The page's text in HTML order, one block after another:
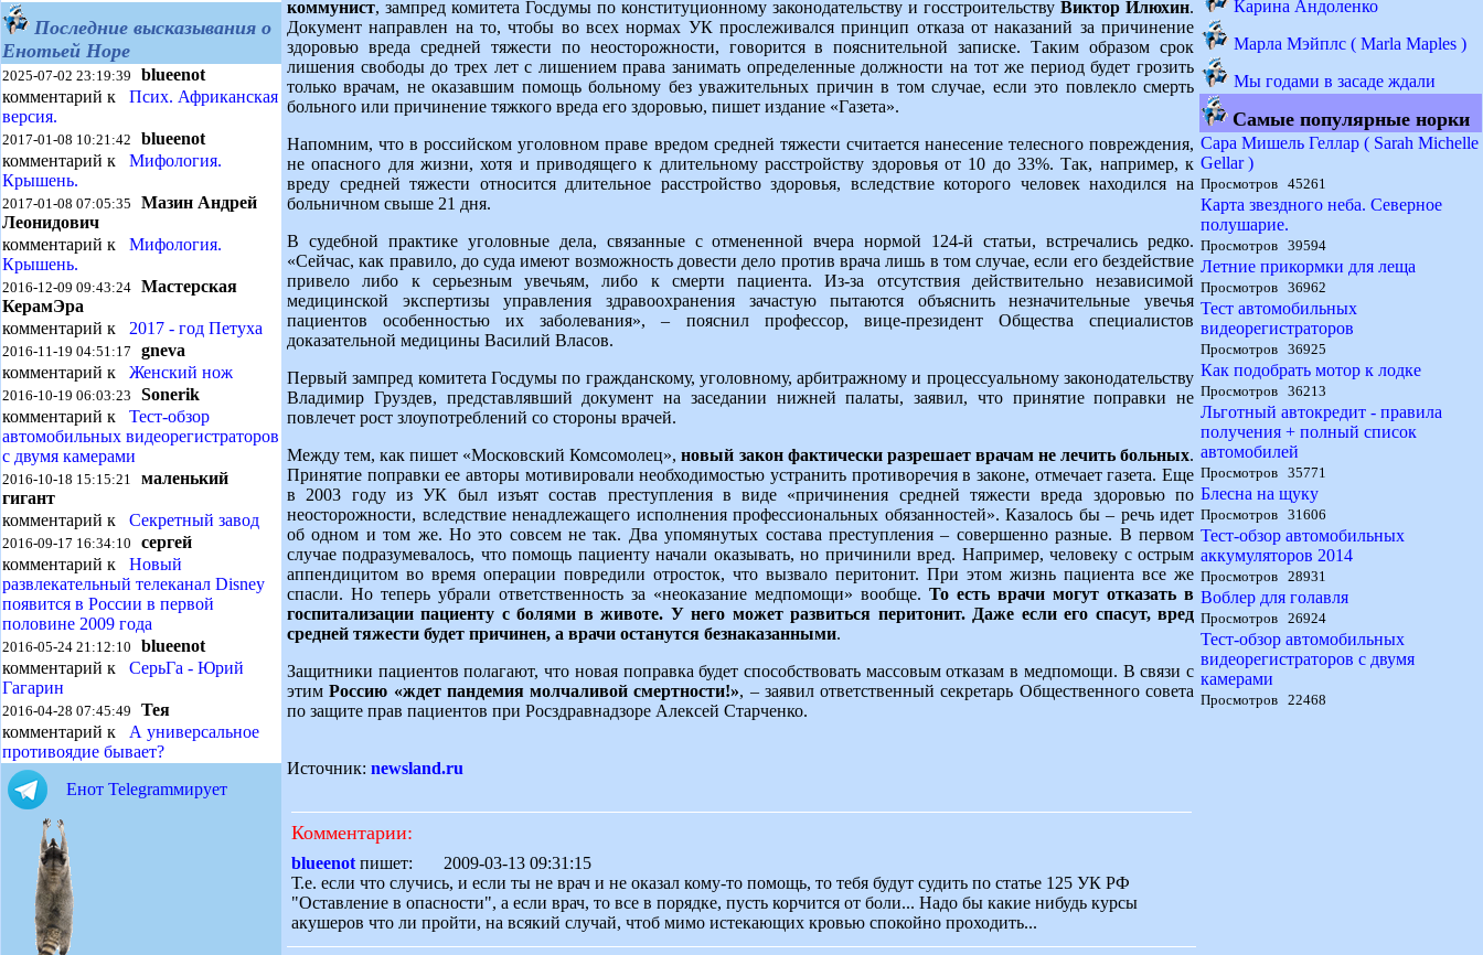
Последние высказывания о
Енотьей Норе
2025-07-02 23:19:39 blueenot
комментарий к Псих. Африканская
версия.
2017-01-08 10:21:42 blueenot
комментарий к Мифология.
Крышень.
2017-01-08 07:05:35 Мазин Андрей
Леонидович
комментарий к Мифология.
Крышень.
2016-12-09 09:43:24 Мастерская
КерамЭра
комментарий к 2017 - год Петуха
2016-11-19 04:51:17 gneva
комментарий к Женский нож
2016-10-19 06:03:23 Sonerik
комментарий к Тест-обзор
автомобильных видеорегистраторов
с двумя камерами
2016-10-18 15:15:21 маленький
гигант
комментарий к Секретный завод
2016-09-17 16:34:10 сергей
комментарий к Новый
развлекательный телеканал Disney
появится в России в первой
половине 2009 года
2016-05-24 21:12:10 blueenot
комментарий к СерьГа - Юрий
Гагарин
2016-04-28 07:45:49 Тея
комментарий к А универсальное
противоядие бывает?
Енот Telegramмирует
коммунист, зампред комитета Госдумы по конституционному законодательству и госстроительству Виктор Илюхин.
Документ направлен на то, чтобы во всех нормах УК прослеживался принцип отказа от наказаний за причинение
здоровью вреда средней тяжести по неосторожности, говорится в пояснительной записке. Таким образом срок
лишения свободы до трех лет с лишением права занимать определенные должности на тот же период будет грозить
только врачам, не оказавшим помощь больному без уважительных причин в том случае, если это повлекло смерть
больного или причинение тяжкого вреда его здоровью, пишет издание «Газета».
Напомним, что в российском уголовном праве вредом средней тяжести считается нанесение телесного повреждения,
не опасного для жизни, хотя и приводящего к длительному расстройству здоровья от 10 до 33%. Так, например, к
вреду средней тяжести относится длительное расстройство здоровья, вследствие которого человек находился на
больничном свыше 21 дня.
В судебной практике уголовные дела, связанные с отмененной вчера нормой 124-й статьи, встречались редко.
«Сейчас, как правило, до суда имеют возможность довести дело против врача лишь в том случае, если его бездействие
привело либо к серьезным увечьям, либо к смерти пациента. Из-за отсутствия действительно независимой
медицинской экспертизы управления здравоохранения зачастую пытаются объяснить незначительные увечья
пациентов особенностью их заболевания», – пояснил профессор, вице-президент Общества специалистов
доказательной медицины Василий Власов.
Первый зампред комитета Госдумы по гражданскому, уголовному, арбитражному и процессуальному законодательству
Владимир Груздев, представлявший документ на заседании нижней палаты, заявил, что принятие поправки не
повлечет рост злоупотреблений со стороны врачей.
Между тем, как пишет «Московский Комсомолец»,новый закон фактически разрешает врачам не лечить больных.
Принятие поправки ее авторы мотивировали необходимостью устранить противоречия в законе, отмечает газета. Еще
в 2003 году из УК был изъят состав преступления в виде «причинения средней тяжести вреда здоровью по
неосторожности, вследствие ненадлежащего исполнения профессиональных обязанностей». Казалось бы – речь идет
об одном и том же. Но это совсем не так. Два упомянутых состава преступления – совершенно разные. В первом
случае подразумевалось, что помощь пациенту начали оказывать, но причинили вред. Например, человеку с острым
аппендицитом во время операции повредили отросток, что вызвало перитонит. При этом жизнь пациента все же
спасли. Но теперь убрали ответственность за «неоказание медпомощи» вообще. То есть врачи могут отказать в
госпитализации пациенту с болями в животе. У него может развиться перитонит. Даже если его спасут, вред
средней тяжести будет причинен, а врачи останутся безнаказанными.
Защитники пациентов полагают, что новая поправка будет способствовать массовым отказам в медпомощи. В связи с
этимРоссию «ждет пандемия молчаливой смертности!», – заявил ответственный секретарь Общественного совета
по защите прав пациентов при Росздравнадзоре Алексей Старченко.
Источник: newsland.ru
Комментарии:
blueenot пишет: 2009-03-13 09:31:15
Т.е. если что случись, и если ты не врач и не оказал кому-то помощь, то тебя будут судить по статье 125 УК РФ
"Оставление в опасности", а если врач, то все в порядке, пусть корчится от боли... Надо бы какие нибудь курсы
акушеров что ли пройти, на всякий случай, чтоб мимо истекающих кровью спокойно проходить...
Карина Андоленко
Марла Мэйплс ( Marla Maples )
Мы годами в засаде ждали
Самые популярные норки
Сара Мишель Геллар ( Sarah Michelle
Gellar )
Просмотров 45261
Карта звездного неба. Северное
полушарие.
Просмотров 39594
Летние прикормки для леща
Просмотров 36962
Тест автомобильных
видеорегистраторов
Просмотров 36925
Как подобрать мотор к лодке
Просмотров 36213
Льготный автокредит - правила
получения + полный список
автомобилей
Просмотров 35771
Блесна на щуку
Просмотров 31606
Тест-обзор автомобильных
аккумуляторов 2014
Просмотров 28931
Воблер для голавля
Просмотров 26924
Тест-обзор автомобильных
видеорегистраторов с двумя
камерами
Просмотров 22468